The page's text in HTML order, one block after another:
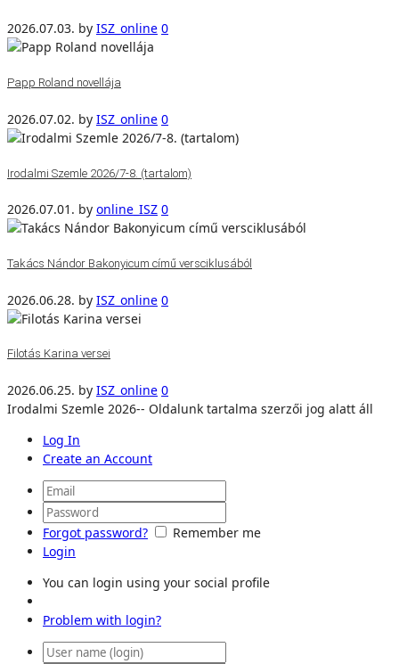
2026.07.03. by ISZ_online 0
Papp Roland novellája
2026.07.02. by ISZ_online 0
Irodalmi Szemle 2026/7-8. (tartalom)
2026.07.01. by online_ISZ 0
Takács Nándor Bakonyicum című versciklusából
2026.06.28. by ISZ_online 0
Filotás Karina versei
2026.06.25. by ISZ_online 0
Irodalmi Szemle 2026-- Oldalunk tartalma szerzői jog alatt áll
Log In
Create an Account
Forgot password?
Remember me
Login
You can login using your social profile
Problem with login?